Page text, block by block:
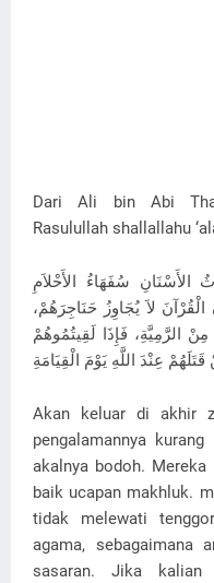
Dari Ali bin Abi
Rasulullah shallallahu
سُفَهَاءُ الأَحْلاَمِ
لاَ يُجَاوِزُ حَنَاجِرَهُمْ،
الرَّمِيَّةِ، فَإِذَا لَقِيتُمُوهُمْ
عِنْدَ اللَّهِ يَوْمَ الْقِيَامَةِ
Akan keluar di akhir
pengalamannya
akalnya bodoh. Mereka
baik ucapan makhluk.
tidak melewati
agama, sebagaimana
sasaran. Jika kalian